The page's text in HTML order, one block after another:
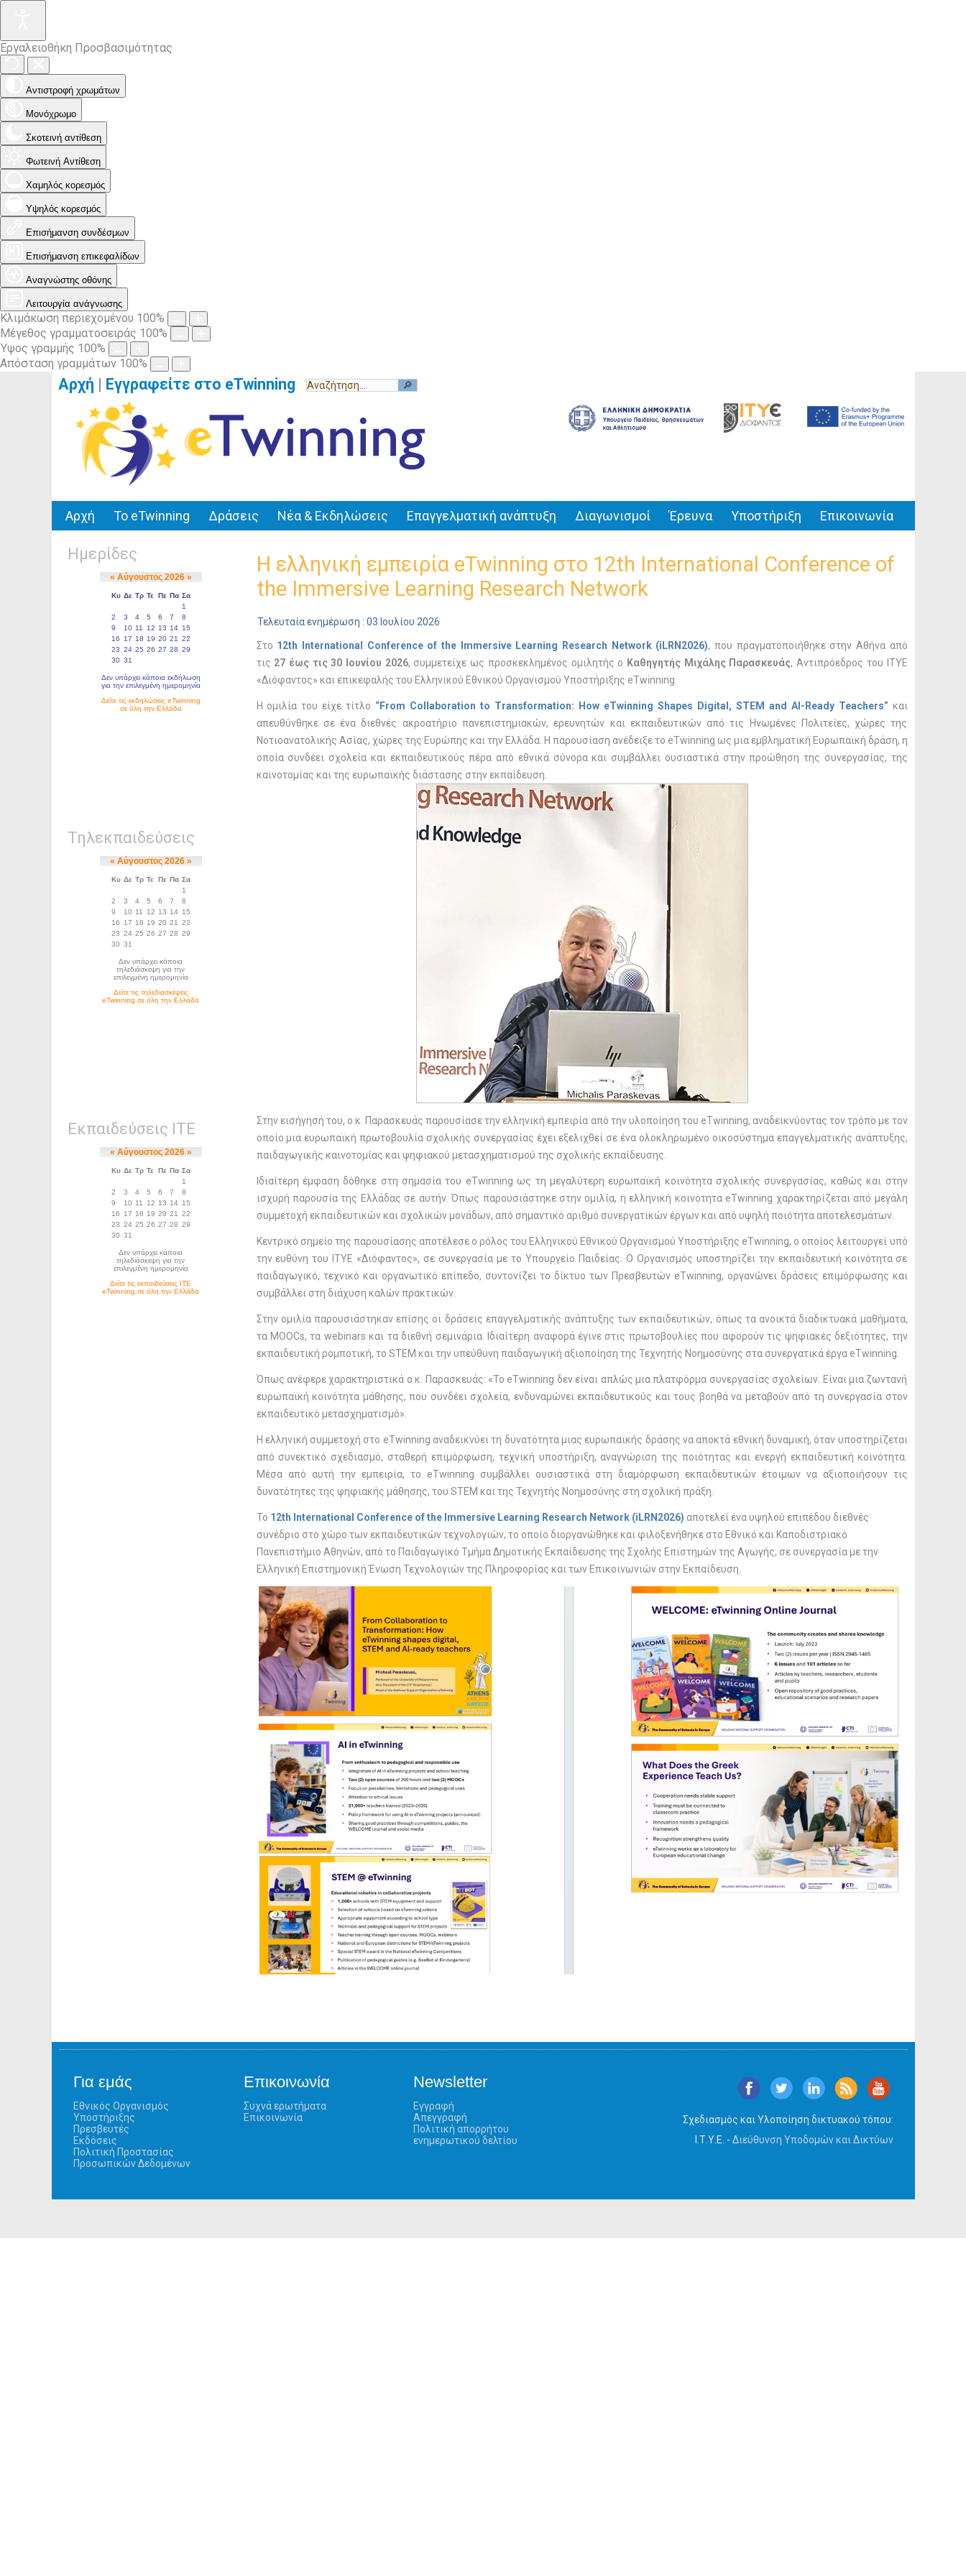
Εργαλειοθήκη Προσβασιμότητας
Αντιστροφή χρωμάτων
Μονόχρωμο
Σκοτεινή αντίθεση
Φωτεινή Αντίθεση
Χαμηλός κορεσμός
Υψηλός κορεσμός
Επισήμανση συνδέσμων
Επισήμανση επικεφαλίδων
Αναγνώστης οθόνης
Λειτουργία ανάγνωσης
Κλιμάκωση περιεχομένου 100%
Μέγεθος γραμματοσειράς 100%
Ύψος γραμμής 100%
Απόσταση γραμμάτων 100%
Αρχή | Εγγραφείτε στο eTwinning
Αρχή Το eTwinning Δράσεις Νέα & Εκδηλώσεις Επαγγελματική ανάπτυξη Διαγωνισμοί Έρευνα Υποστήριξη Επικοινωνία
Ημερίδες
Τηλεκπαιδεύσεις
Εκπαιδεύσεις ΙΤΕ
Η ελληνική εμπειρία eTwinning στο 12th International Conference of
the Immersive Learning Research Network
Τελευταία ενημέρωση : 03 Ιουλίου 2026
Στο 12th International Conference of the Immersive Learning Research Network (iLR N2026), που πραγματοποιήθηκε στην Αθήνα από
τις 27 έως τις 30 Ιουνίου 2026, συμμετείχε ως προσκεκλημένος ομιλητής ο Καθηγητής Μιχάλης Παρασκευάς, Αντιπρόεδρος του ΙΤΥΕ
«Διόφαντος» και επικεφαλής του Ελληνικού Εθνικού Οργανισμού Υποστήριξης eTwinning.
Η ομιλία του είχε τίτλο “From Collaboration to Transformation: How eTwinning Shapes Digital, STEM and AI-Ready Teachers” και
απευθύνθηκε σε ένα διεθνές ακροατήριο πανεπιστημιακών, ερευνητών και εκπαιδευτικών από τις Ηνωμένες Πολιτείες, χώρες της
Νοτιοανατολικής Ασίας, χώρες της Ευρώπης και την Ελλάδα. Η παρουσίαση ανέδειξε το eTwinning ως μια εμβληματική Ευρωπαϊκή δράση, η
οποία συνδέει σχολεία και εκπαιδευτικούς πέρα από εθνικά σύνορα και συμβάλλει ουσιαστικά στην προώθηση της συνεργασίας, της
καινοτομίας και της ευρωπαϊκής διάστασης στην εκπαίδευση.
Στην εισήγησή του, ο κ. Παρασκευάς παρουσίασε την ελληνική εμπειρία από την υλοποίηση του eTwinning, αναδεικνύοντας τον τρόπο με τον
οποίο μια ευρωπαϊκή πρωτοβουλία σχολικής συνεργασίας έχει εξελιχθεί σε ένα ολοκληρωμένο οικοσύστημα επαγγελματικής ανάπτυξης,
παιδαγωγικής καινοτομίας και ψηφιακού μετασχηματισμού της σχολικής εκπαίδευσης.
Ιδιαίτερη έμφαση δόθηκε στη σημασία του eTwinning ως τη μεγαλύτερη ευρωπαϊκή κοινότητα σχολικής συνεργασίας, καθώς και στην
ισχυρή παρουσία της Ελλάδας σε αυτήν. Όπως παρουσιάστηκε στην ομιλία, η ελληνική κοινότητα eTwinning χαρακτηρίζεται από μεγάλη
συμμετοχή εκπαιδευτικών και σχολικών μονάδων, από σημαντικό αριθμό συνεργατικών έργων και από υψηλή ποιότητα αποτελεσμάτων.
Κεντρικό σημείο της παρουσίασης αποτέλεσε ο ρόλος του Ελληνικού Εθνικού Οργανισμού Υποστήριξης eTwinning, ο οποίος λειτουργεί υπό
την ευθύνη του ΙΤΥΕ «Διόφαντος», σε συνεργασία με το Υπουργείο Παιδείας. Ο Οργανισμός υποστηρίζει την εκπαιδευτική κοινότητα σε
παιδαγωγικό, τεχνικό και οργανωτικό επίπεδο, συντονίζει το δίκτυο των Πρεσβευτών eTwinning, οργανώνει δράσεις επιμόρφωσης και
συμβάλλει στη διάχυση καλών πρακτικών.
Στην ομιλία παρουσιάστηκαν επίσης οι δράσεις επαγγελματικής ανάπτυξης των εκπαιδευτικών, όπως τα ανοικτά διαδικτυακά μαθήματα,
τα MOOCs, τα webinars και τα διεθνή σεμινάρια. Ιδιαίτερη αναφορά έγινε στις πρωτοβουλίες που αφορούν τις ψηφιακές δεξιότητες, την
εκπαιδευτική ρομποτική, το STEM και την υπεύθυνη παιδαγωγική αξιοποίηση της Τεχνητής Νοημοσύνης στα συνεργατικά έργα eTwinning.
Όπως ανέφερε χαρακτηριστικά ο κ. Παρασκευάς: «Το eTwinning δεν είναι απλώς μια πλατφόρμα συνεργασίας σχολείων. Είναι μια ζωντανή
ευρωπαϊκή κοινότητα μάθησης, που συνδέει σχολεία, ενδυναμώνει εκπαιδευτικούς και τους βοηθά να μεταβούν από τη συνεργασία στον
εκπαιδευτικό μετασχηματισμό».
Η ελληνική συμμετοχή στο eTwinning αναδεικνύει τη δυνατότητα μιας ευρωπαϊκής δράσης να αποκτά εθνική δυναμική, όταν υποστηρίζεται
από συνεκτικό σχεδιασμό, σταθερή επιμόρφωση, τεχνική υποστήριξη, αναγνώριση της ποιότητας και ενεργή εκπαιδευτική κοινότητα.
Μέσα από αυτή την εμπειρία, το eTwinning συμβάλλει ουσιαστικά στη διαμόρφωση εκπαιδευτικών έτοιμων να αξιοποιήσουν τις
δυνατότητες της ψηφιακής μάθησης, του STEM και της Τεχνητής Νοημοσύνης στη σχολική πράξη.
Το 12th International Conference of the Immersive Learning Research Network (iLRN2026) αποτελεί ένα υψηλού επιπέδου διεθνές
συνέδριο στο χώρο των εκπαιδευτικών τεχνολογιών, το οποίο διοργανώθηκε και φιλοξενήθηκε στο Εθνικό και Καποδιστριακό
Πανεπιστήμιο Αθηνών, από το Παιδαγωγικό Τμήμα Δημοτικής Εκπαίδευσης της Σχολής Επιστημών της Αγωγής, σε συνεργασία με την
Ελληνική Επιστημονική Ένωση Τεχνολογιών της Πληροφορίας και των Επικοινωνιών στην Εκπαίδευση.
Για εμάς
Εθνικός Οργανισμός
Υποστήριξης
Πρεσβευτές
Εκδόσεις
Πολιτική Προστασίας
Προσωπικών Δεδομένων
Επικοινωνία
Συχνά ερωτήματα
Επικοινωνία
Newsletter
Εγγραφή
Απεγγραφή
Πολιτική απορρήτου
ενημερωτικού δελτίου
Σχεδιασμός και Υλοποίηση δικτυακού τόπου:
Ι.Τ.Υ.Ε. - Διεύθυνση Υποδομών και Δικτύων